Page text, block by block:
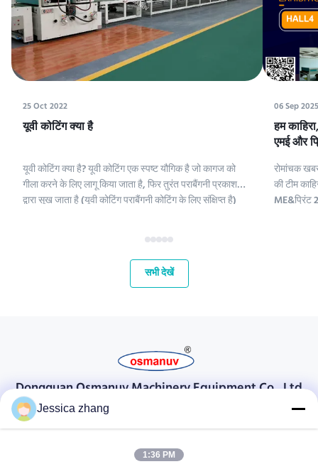
25 Oct 2022
यूवी कोटिंग क्या है
यूवी कोटिंग क्या है? यूवी कोटिंग एक स्पष्ट यौगिक है जो कागज को
गीला करने के लिए लागू किया जाता है, फिर तुरंत पराबैंगनी प्रकाश
द्वारा सूख जाता है (यूवी कोटिंग पराबैंगनी कोटिंग के लिए संक्षिप्त है)
कैओलिनिट शामिल हैं। इन यौगिकों को परिष्कृत क...
06 Sep 2025
हम
एमई और
रोमांचक
की टीम
ME&प्रिंट
सभी देखें
Dongguan Osmanuv Machinery Equipment Co., Ltd
डोंगगुआन ओस्मानुव मशीनरी उपकरण कं, लिमिटेड
Jessica zhang
1:36 PM